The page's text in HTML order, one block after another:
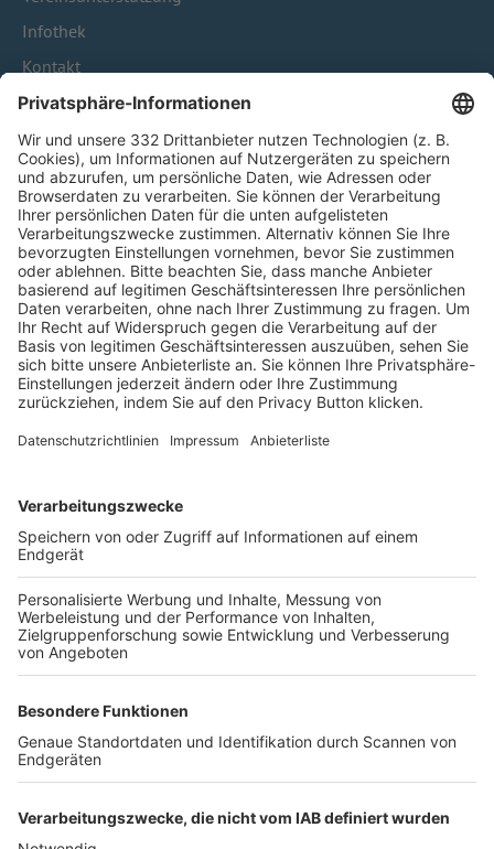
Infothek
Kontakt
HÄUFIG BESUCHTE SEITEN
Pässe und Vereinswechsel
Trainerausbildung
Schulungsangebot Vereinsmitarbeiter
BFV-Geschäftsstellen
Trainerbörse
Login SpielPlus
FOLGE DEM BFV
TOP-VEREINE
TOP-PARTNER